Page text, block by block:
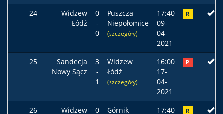
24
Widzew
Łódź
0
-
0
Puszcza
Niepołomice
(szczegóły)
17:40
09-
04-
2021
R
25
Sandecja
Nowy Sącz
3
-
1
Widzew
Łódź
(szczegóły)
16:00
17-
04-
2021
P
26
Widzew
0
Górnik
17:40
R